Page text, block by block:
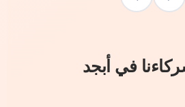
في أبجد